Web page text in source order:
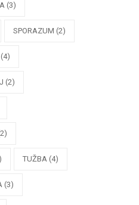
(3)
SPORAZUM (2)
(4)
(2)
TUŽBA (4)
(3)